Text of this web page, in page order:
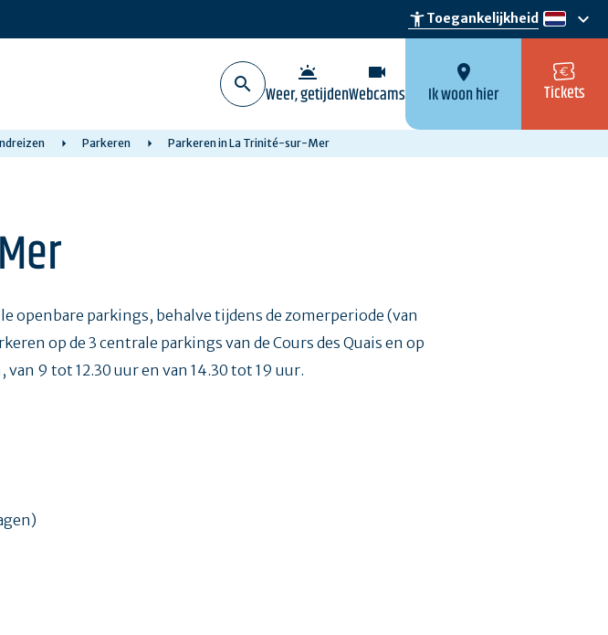
accessibility_newToegankelijkheid nl
keyboard_arrow_down
wb_twilight
Weer, getijden
videocam
Webcams
location_on
Ik woon hier Tickets
Parkeren Parkeren in La Trinité-sur-Mer
openbare parkings, behalve tijdens de zomerperiode (van
op de 3 centrale parkings van de Cours des Quais en op
9 tot 12.30 uur en van 14.30 tot 19 uur.